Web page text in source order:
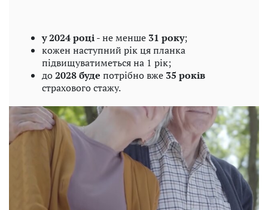
у 2024 році- не менше 31 року;
кожен наступний рік ця планка
підвищуватиметься на 1 рік;
до2028 буде потрібно вже 35 років
страхового стажу.